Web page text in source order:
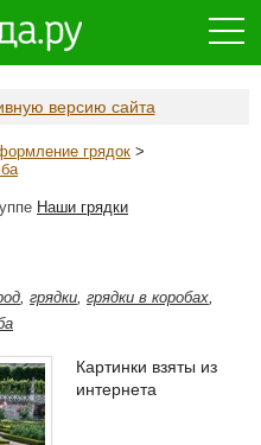
версию сайта
грядок >
Наши грядки
, грядки, грядки в коробах,
Картинки взяты из
интернета